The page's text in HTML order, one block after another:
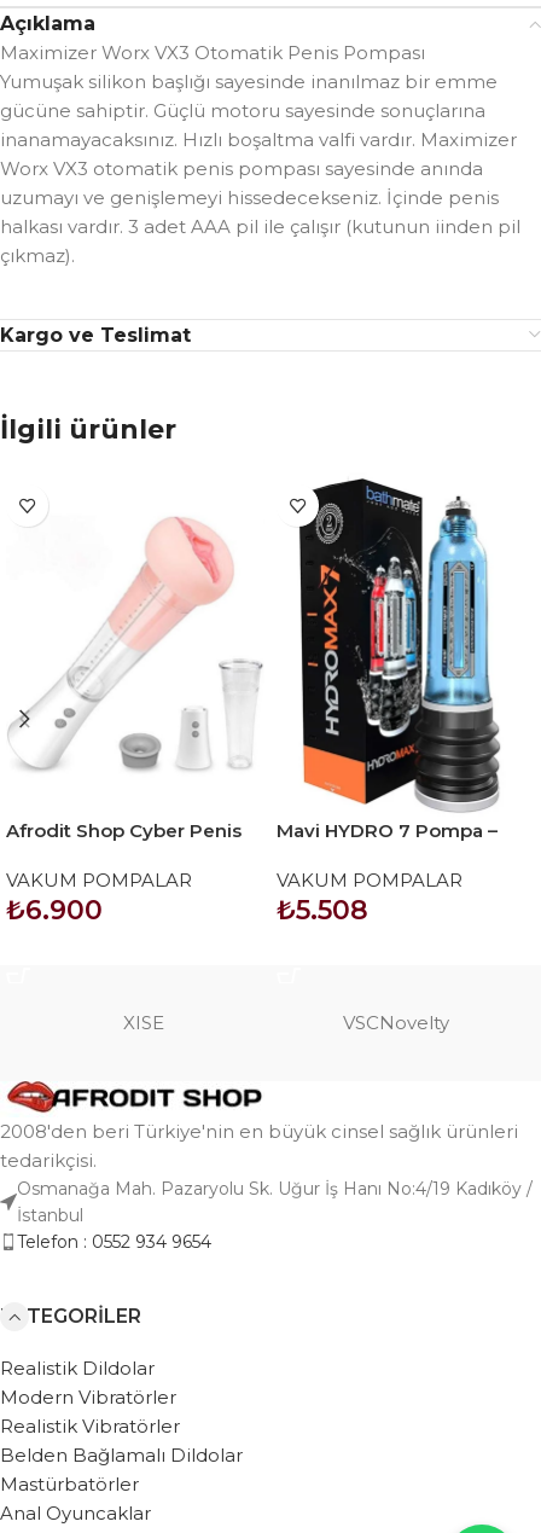
Açıklama
Maximizer Worx VX3 Otomatik Penis Pompası
Yumuşak silikon başlığı sayesinde inanılmaz bir emme
gücüne sahiptir. Güçlü motoru sayesinde sonuçlarına
inanamayacaksınız. Hızlı boşaltma valfi vardır. Maximizer
Worx VX3 otomatik penis pompası sayesinde anında
uzumayı ve genişlemeyi hissedecekseniz. İçinde penis
halkası vardır. 3 adet AAA pil ile çalışır (kutunun iinden pil
çıkmaz).
Kargo ve Teslimat
İlgili ürünler
Afrodit Shop Cyber Penis
Mastürbatörü
VAKUM POMPALAR
₺6.900
Mavi HYDRO 7 Pompa –
VAKUM POMPALAR
₺5.508
XISE VSCNovelty
2008'den beri Türkiye'nin en büyük cinsel sağlık ürünleri
tedarikçisi.
Osmanağa Mah. Pazaryolu Sk. Uğur İş Hanı No:4/19 Kadıköy /
İstanbul
Telefon : 0552 934 9654
KATEGORILER
Realistik Dildolar
Modern Vibratörler
Realistik Vibratörler
Belden Bağlamalı Dildolar
Mastürbatörler
Anal Oyuncaklar